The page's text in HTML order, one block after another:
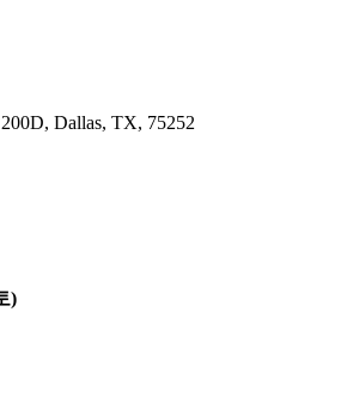
Dallas, TX, 75252
)